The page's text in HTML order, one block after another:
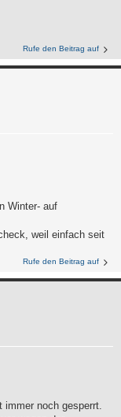
Rufe den Beitrag auf
Winter- auf
weil einfach seit
Rufe den Beitrag auf
noch gesperrt.